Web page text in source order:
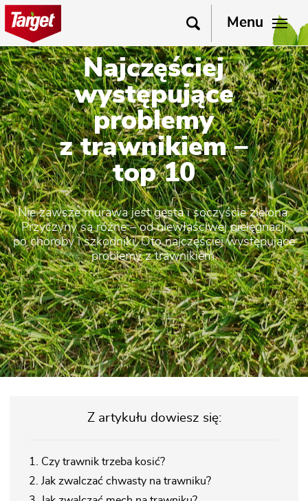
Menu
Najczęściej
występujące
problemy
z trawnikiem –
top 10
Nie zawsze murawa jest gęsta i soczyście zielona.
Przyczyny są różne – od niewłaściwej pielęgnacji
po choroby i szkodniki. Oto najczęściej występujące
problemy z trawnikiem.
Z artykułu dowiesz się:
1. Czy trawnik trzeba kosić?
2. Jak zwalczać chwasty na trawniku?